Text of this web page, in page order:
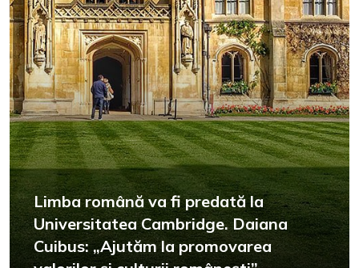
Limba română va fi predată la
Universitatea Cambridge. Daiana
Cuibus: „Ajutăm la promovarea